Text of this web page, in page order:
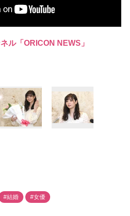
ル「ORICON NEWS」
#結婚 #女優